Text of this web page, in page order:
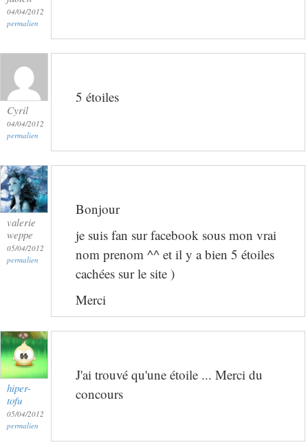
04/04/2012
permalien
Cyril
04/04/2012
permalien
5 étoiles
valerie
weppe
05/04/2012
permalien
Bonjour
je suis fan sur facebook sous mon vrai
nom prenom ^^ et il y a bien 5 étoiles
cachées sur le site )
Merci
hiper-
tofu
05/04/2012
permalien
J'ai trouvé qu'une étoile ... Merci du
concours